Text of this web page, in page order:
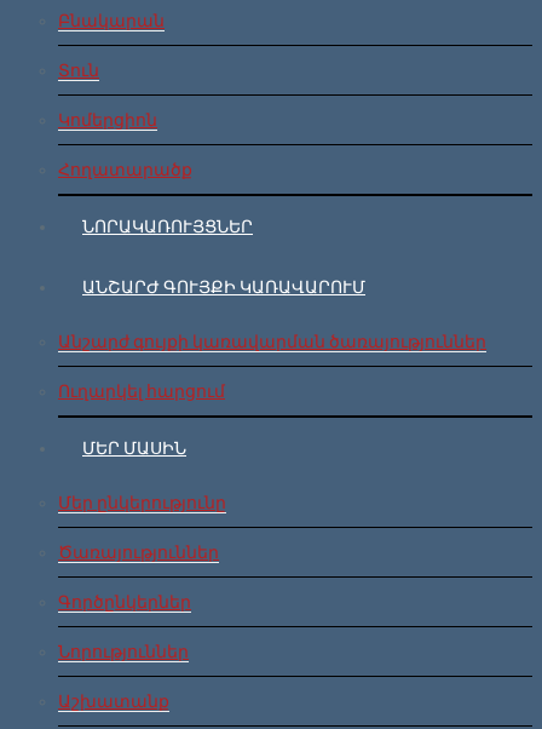
Բնակարան
Տուն
Կոմերցիոն
Հողատարածք
ՆՈՐԱԿԱՌՈՒՅՑՆԵՐ
ԱՆՇԱՐԺ ԳՈՒՅՔԻ ԿԱՌԱՎԱՐՈՒՄ
Անշարժ գույքի կառավարման ծառայություններ
Ուղարկել հարցում
ՄԵՐ ՄԱՍԻՆ
Մեր ընկերությունը
Ծառայություններ
Գործընկերներ
Նորություններ
Աշխատանք